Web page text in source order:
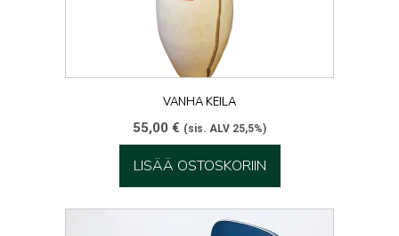
VANHA KEILA
55,00 € (sis. ALV 25,5%)
LISÄÄ OSTOSKORIIN